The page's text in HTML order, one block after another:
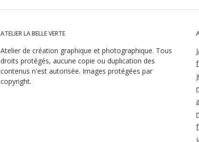
ATELIER LA BELLE VERTE
Atelier de création graphique et photographique. Tous
droits protégés, aucune copie ou duplication des
contenus n'est autorisée. Images protégées par
copyright.